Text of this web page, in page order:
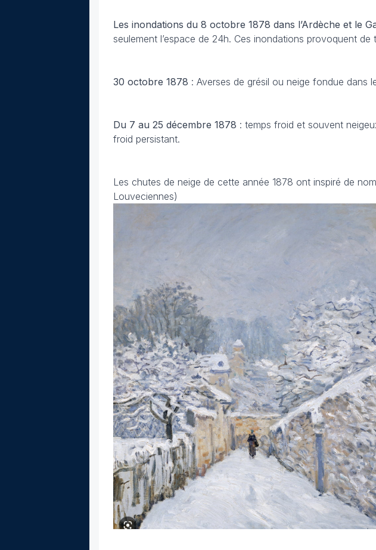
Les inondations du 8 octobre 1878 dans l’Ardèche et le
seulement l’espace de 24h. Ces inondations provoquent de
30 octobre 1878 : Averses de grésil ou neige fondue dans
Du 7 au 25 décembre 1878 : temps froid et souvent
froid persistant.
Les chutes de neige de cette année 1878 ont inspiré de
Louveciennes)